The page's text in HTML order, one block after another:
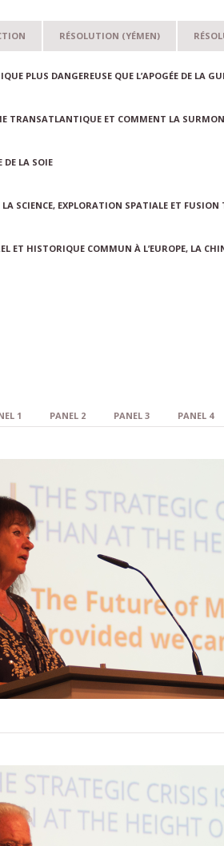
RÉSOLUTION (YÉMEN)
PLUS DANGEREUSE QUE L’APOGÉE DE LA
TRANSATLANTIQUE ET COMMENT LA
DE LA SOIE
LA SCIENCE, EXPLORATION SPATIALE ET
ET HISTORIQUE COMMUN À L’EUROPE, LA
1 PANEL 2 PANEL 3 PANEL 4